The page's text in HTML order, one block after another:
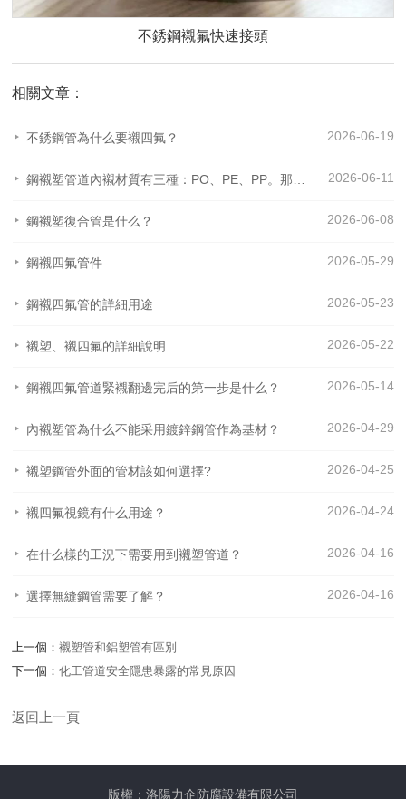
不銹鋼襯氟快速接頭
相關文章：
2026-06-19
不銹鋼管為什么要襯四氟？
2026-06-11
鋼襯塑管道內襯材質有三種：PO、PE、PP。那么這三種材質之間有什么區別呢？
2026-06-08
鋼襯塑復合管是什么？
2026-05-29
鋼襯四氟管件
2026-05-23
鋼襯四氟管的詳細用途
2026-05-22
襯塑、襯四氟的詳細說明
2026-05-14
鋼襯四氟管道緊襯翻邊完后的第一步是什么？
2026-04-29
內襯塑管為什么不能采用鍍鋅鋼管作為基材？
2026-04-25
襯塑鋼管外面的管材該如何選擇?
2026-04-24
襯四氟視鏡有什么用途？
2026-04-16
在什么樣的工況下需要用到襯塑管道？
2026-04-16
選擇無縫鋼管需要了解？
上一個：襯塑管和鋁塑管有區別
下一個：化工管道安全隱患暴露的常見原因
返回上一頁
版權：洛陽力企防腐設備有限公司